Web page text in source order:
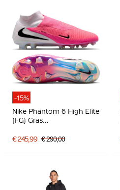
-15%
Nike Phantom 6 High Elite
(FG) Gras
Felroze Zwart
€ 245,99 € 290,00